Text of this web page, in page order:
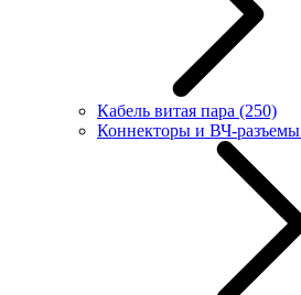
Кабель витая пара (250)
Коннекторы и ВЧ-разъемы